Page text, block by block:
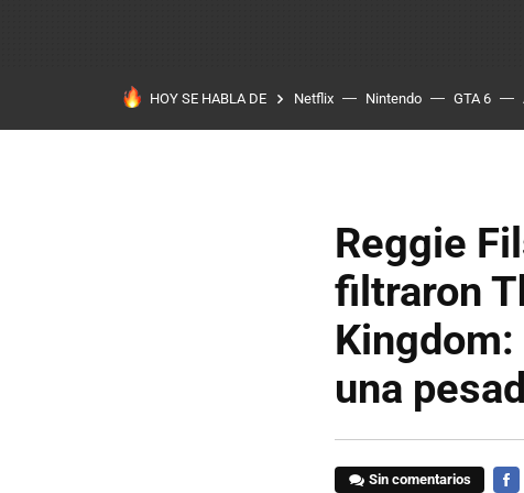
HOY SE HABLA DE Netflix Nintendo GTA 6
Reggie
filtraron
una
Sin comentarios